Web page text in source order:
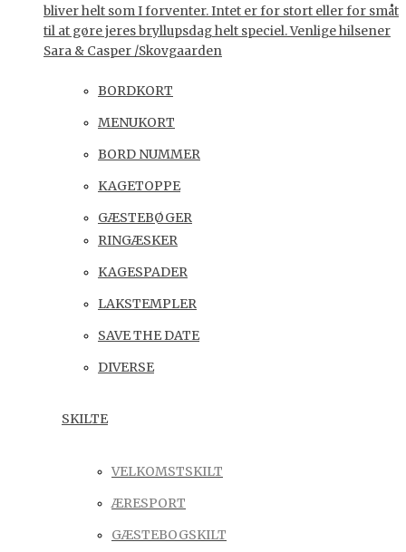
bliver helt som I forventer. Intet er for stort eller for småt
til at gøre jeres bryllupsdag helt speciel. Venlige hilsener
Sara & Casper /Skovgaarden
BORDKORT
MENUKORT
BORD NUMMER
KAGETOPPE
GÆSTEBØGER
RINGÆSKER
KAGESPADER
LAKSTEMPLER
SAVE THE DATE
DIVERSE
SKILTE
VELKOMSTSKILT
ÆRESPORT
GÆSTEBOGSKILT